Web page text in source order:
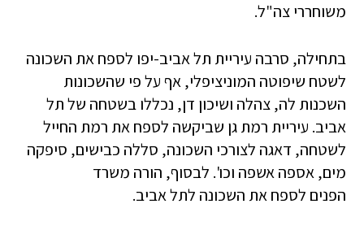
משוחררי צה"ל.
בתחילה, סרבה עיריית תל אביב-יפו לספח את השכונה
לשטח שיפוטה המוניציפלי, אף על פי שהשכונות
השכנות לה, צהלה ושיכון דן, נכללו בשטחה של תל
אביב. עיריית רמת גן שביקשה לספח את רמת החייל
לשטחה, דאגה לצורכי השכונה, סללה כבישים, סיפקה
מים, אספה אשפה וכו'. לבסוף, הורה משרד
הפנים לספח את השכונה לתל אביב.